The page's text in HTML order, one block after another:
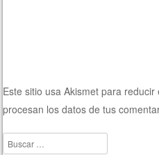
Este sitio usa Akismet para
procesan los datos de tus
Buscar